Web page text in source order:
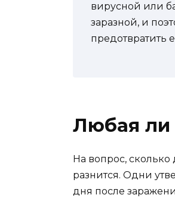
вирусной или
заразной, и
предотвратить
Любая ли
На вопрос,
разнится. Одни
дня после